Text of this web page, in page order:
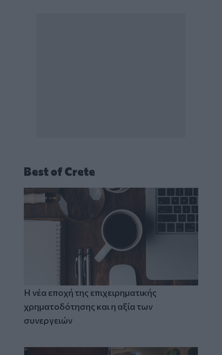
Best of Crete
Η νέα εποχή της επιχειρηματικής
χρηματοδότησης και η αξία των
συνεργειών